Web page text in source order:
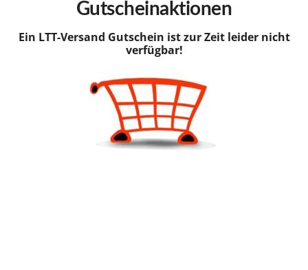
Gutscheinaktionen
Ein LTT-Versand Gutschein ist zur Zeit leider nicht
verfügbar!